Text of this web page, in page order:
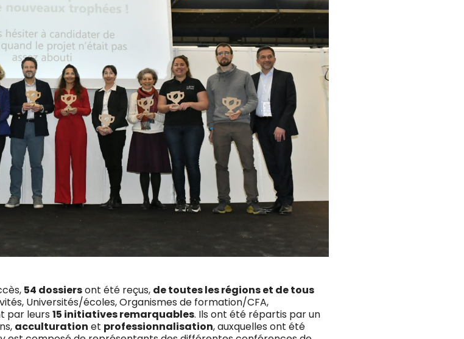
54 dossiersont été reçus, de toutes les régions et de tous
Universités/écoles, Organismes de formation/CFA,
par leurs 15 initiatives remarquables. Ils ont été répartis par un
acculturation et professionnalisation, auxquelles ont été